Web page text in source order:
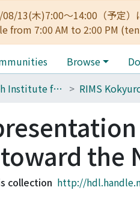
08/13(木)7:00～14:00（予定
from 7:00 AM to 2:00 PM
Browse
400_Research Institute for Mathematical Sciences RIMS
the
collection http://